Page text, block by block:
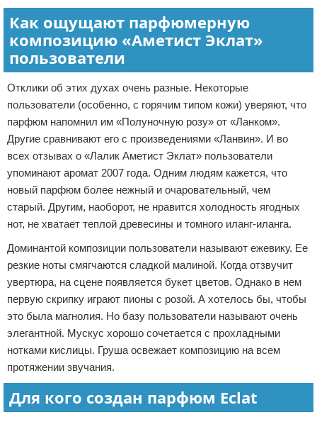
Как ощущают парфюмерную
композицию «Аметист Эклат»
пользователи
Отклики об этих духах очень разные. Некоторые
пользователи (особенно, с горячим типом кожи) уверяют, что
парфюм напомнил им «Полуночную розу» от «Ланком».
Другие сравнивают его с произведениями «Ланвин». И во
всех отзывах о «Лалик Аметист Эклат» пользователи
упоминают аромат 2007 года. Одним людям кажется, что
новый парфюм более нежный и очаровательный, чем
старый. Другим, наоборот, не нравится холодность ягодных
нот, не хватает теплой древесины и томного иланг-иланга.
Доминантой композиции пользователи называют ежевику. Ее
резкие ноты смягчаются сладкой малиной. Когда отзвучит
увертюра, на сцене появляется букет цветов. Однако в нем
первую скрипку играют пионы с розой. А хотелось бы, чтобы
это была магнолия. Но базу пользователи называют очень
элегантной. Мускус хорошо сочетается с прохладными
нотками кислицы. Груша освежает композицию на всем
протяжении звучания.
Для кого создан парфюм Eclat